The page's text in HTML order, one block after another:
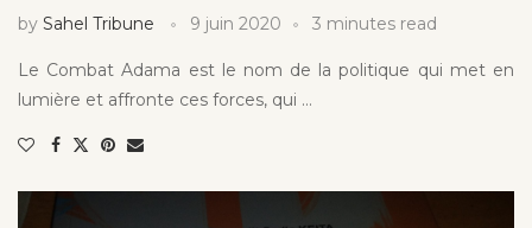
by Sahel Tribune 9 juin 2020 3 minutes read
Le Combat Adama est le nom de la politique qui met en
lumière et affronte ces forces, qui …